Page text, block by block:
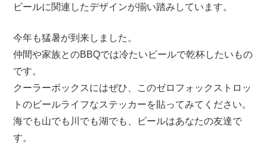
ビールに関連したデザインが揃い踏みしています。
今年も猛暑が到来しました。
仲間や家族とのBBQでは冷たいビールで乾杯したいもの
です。
クーラーボックスにはぜひ、このゼロフォックストロッ
トのビールライフなステッカーを貼ってみてください。
海でも山でも川でも湖でも、ビールはあなたの友達で
す。